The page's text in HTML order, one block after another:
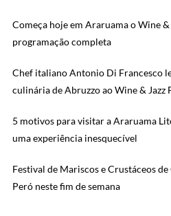
Começa hoje em Araruama o Wine
programação completa
Chef italiano Antonio Di Francesco
culinária de Abruzzo ao Wine & Jazz
5 motivos para visitar a Araruama
uma experiência inesquecível
Festival de Mariscos e Crustáceos
Peró neste fim de semana